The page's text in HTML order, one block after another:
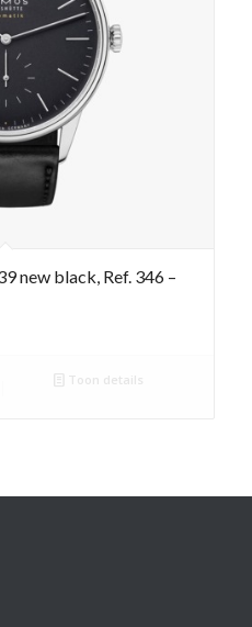
new black, Ref. 346 –
Toon details